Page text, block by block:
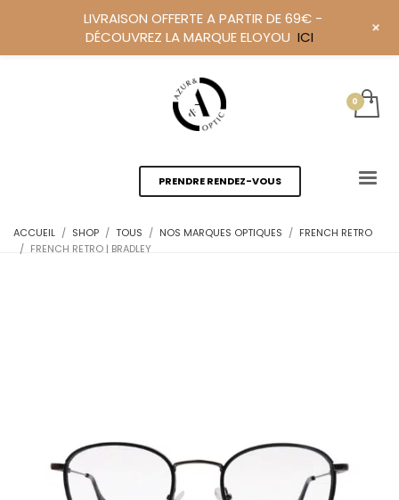
PRENDRE RENDEZ-VOUS
ACCUEIL SHOP TOUS NOS MARQUES OPTIQUES
FRENCH RETRO
FRENCH RETRO | BRADLEY
LIVRAISON OFFERTE A PARTIR DE 69€ -
DÉCOUVREZ LA MARQUE ELOYOU ICI +